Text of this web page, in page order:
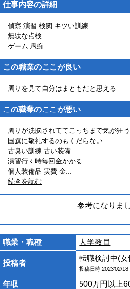
仕事内容の詳細
偵察 演習 検閲 キツい訓練
無駄な点検
ゲーム 愚痴
この職業のここが良い
周りを見て自分はまともだと思える
この職業のここが悪い
周りが洗脳されててこっちまで気が狂う
国旗に敬礼するのもくだらない
古臭い訓練 古い装備
演習行く時毎回金かかる
個人装備品 実費 金...
続きを読む
参考になりま
職業・職種 大学教員
投稿者
転職検討中(女
投稿日時:2023/02/18
年収
500万円以上